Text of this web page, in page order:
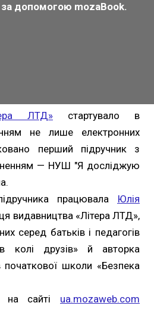
допомогою mozaBook.
ЛТД» стартувало в
не лише електронних
перший підручник з
— НУШ "Я досліджую
працювала Юлія
видавництва «Літера ЛТД»,
серед батьків і педагогів
колі друзів» й авторка
початкової школи «Безпека
на сайті ua.mozaweb.com